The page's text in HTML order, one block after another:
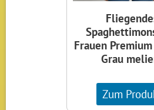
Frauen
Grau
Zum